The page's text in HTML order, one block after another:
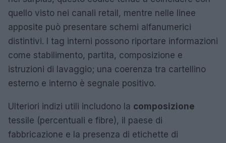
quello visto nei canali retail, mentre nelle linee
apposite può presentare schemi alfanumerici
distintivi. I tag interni possono riportare informazioni
come stabilimento, partita, composizione e
istruzioni di lavaggio; una coerenza tra cartellino
esterno e interno è segnale positivo.
Ulteriori indizi utili includono la composizione
tessile (percentuali e fibre), il paese di
fabbricazione e la presenza di etichette di